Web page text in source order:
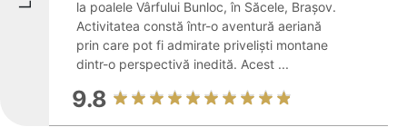
la poalele Vârfului Bunloc, în Săcele, Brașov.
Activitatea constă într-o aventură aeriană
prin care pot fi admirate priveliști montane
dintr-o perspectivă inedită. Acest ...
9.8